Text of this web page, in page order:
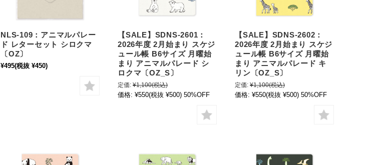
NLS-109：アニマルパレー
ド レターセット シロクマ
〔OZ〕
¥495(税抜 ¥450)
【SALE】SDNS-2601：
2026年度 2月始まり スケジ
ュール帳 B6サイズ 月曜始
まり アニマルパレード シ
ロクマ〔OZ_S〕
定価: ¥1,100(税込)
価格: ¥550(税抜 ¥500) 50%OFF
【SALE】SDNS-2602：
2026年度 2月始まり スケジ
ュール帳 B6サイズ 月曜始
まり アニマルパレード キ
リン〔OZ_S〕
定価: ¥1,100(税込)
価格: ¥550(税抜 ¥500) 50%OFF